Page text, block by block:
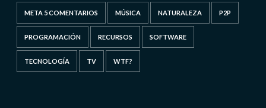
META 5 COMENTARIOS MÚSICA NATURALEZA P2P
PROGRAMACIÓN RECURSOS SOFTWARE
TECNOLOGÍA TV WTF?